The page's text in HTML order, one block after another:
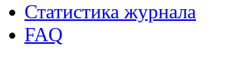
Статистика журнала
FAQ